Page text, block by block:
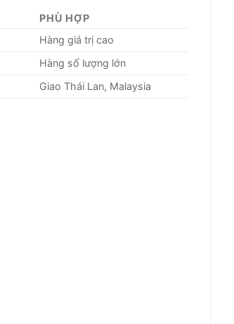
PHÙ HỢP
Hàng giá trị cao
Hàng số lượng lớn
Giao Thái Lan, Malaysia